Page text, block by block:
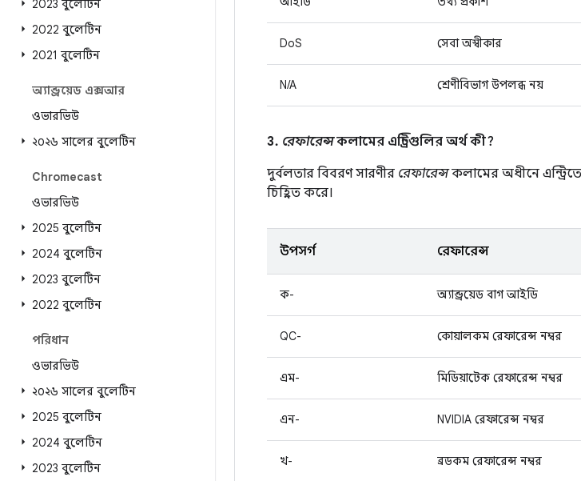
2023 বুলেটিন
2022 বুলেটিন
2021 বুলেটিন
অ্যান্ড্রয়েড এক্সআর
ওভারভিউ
২০২৬ সালের বুলেটিন
Chromecast
ওভারভিউ
2025 বুলেটিন
2024 বুলেটিন
2023 বুলেটিন
2022 বুলেটিন
পরিধান
ওভারভিউ
২০২৬ সালের বুলেটিন
2025 বুলেটিন
2024 বুলেটিন
2023 বুলেটিন
DoS সেবা অস্বীকার
N/A শ্রেণীবিভাগ উপলব্ধ নয়
3. রেফারেন্সকলামের এন্ট্রিগুলির অর্থ কী?
দুর্বলতার বিবরণ সারণীর রেফারেন্সকলামের অধীনে
চিহ্নিত করে।
উপসর্গ রেফারেন্স
ক- অ্যান্ড্রয়েড বাগ আইডি
QC- কোয়ালকম রেফারেন্স নম্বর
এম- মিডিয়াটেক রেফারেন্স নম্বর
এন- NVIDIA রেফারেন্স নম্বর
খ- ব্রডকম রেফারেন্স নম্বর